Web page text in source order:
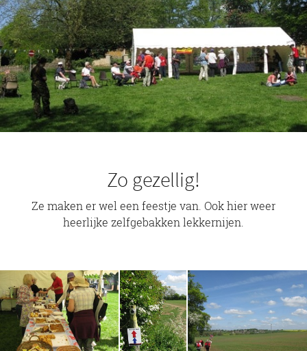
Zo gezellig!
Ze maken er wel een feestje van. Ook hier weer
heerlijke zelfgebakken lekkernijen.